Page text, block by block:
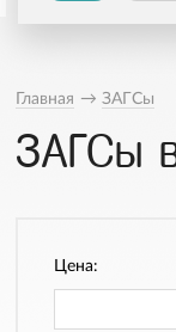
Главная → ЗАГСы
ЗАГСы
Цена: